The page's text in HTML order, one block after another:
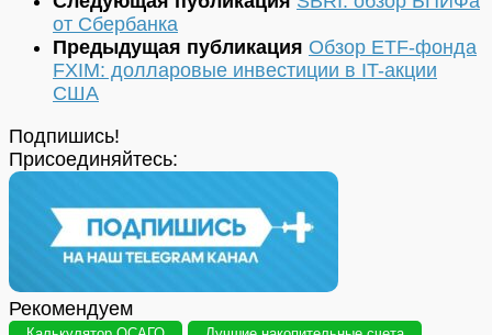
от Сбербанка
Предыдущая публикация Обзор ETF-фонда
FXIM: долларовые инвестиции в IT-акции
США
Подпишись!
Присоединяйтесь:
Рекомендуем